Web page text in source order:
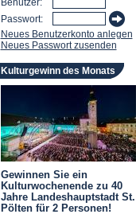
Benutzer:
Passwort:
Neues Benutzerkonto anlegen
Neues Passwort zusenden
Kulturgewinn des Monats
Gewinnen Sie ein
Kulturwochenende zu 40
Jahre Landeshauptstadt St.
Pölten für 2 Personen!